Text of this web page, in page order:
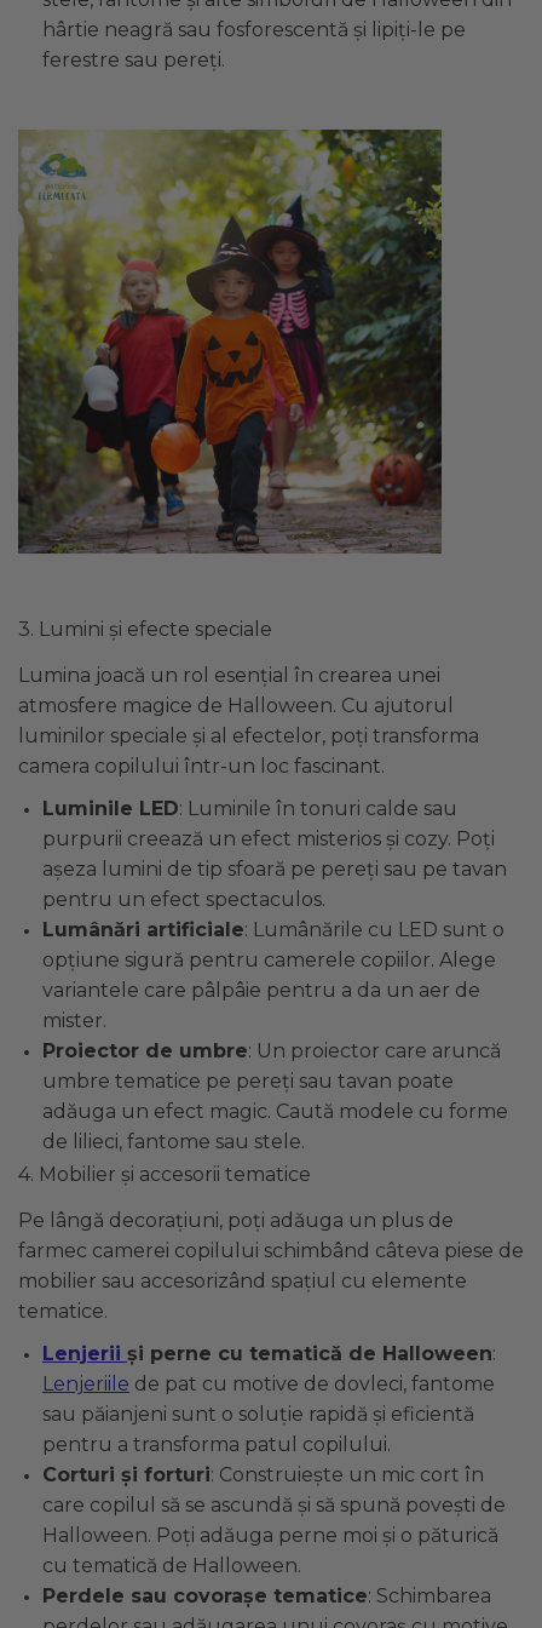
hârtie neagră sau fosforescentă și lipiți-le pe
ferestre sau pereți.
3. Lumini și efecte speciale
Lumina joacă un rol esențial în crearea unei
atmosfere magice de Halloween. Cu ajutorul
luminilor speciale și al efectelor, poți transforma
camera copilului într-un loc fascinant.
Luminile LED: Luminile în tonuri calde sau
purpurii creează un efect misterios și cozy. Poți
așeza lumini de tip sfoară pe pereți sau pe tavan
pentru un efect spectaculos.
Lumânări artificiale: Lumânările cu LED sunt o
opțiune sigură pentru camerele copiilor. Alege
variantele care pâlpâie pentru a da un aer de
mister.
Proiector de umbre: Un proiector care aruncă
umbre tematice pe pereți sau tavan poate
adăuga un efect magic. Caută modele cu forme
de lilieci, fantome sau stele.
4. Mobilier și accesorii tematice
Pe lângă decorațiuni, poți adăuga un plus de
farmec camerei copilului schimbând câteva piese de
mobilier sau accesorizând spațiul cu elemente
tematice.
Lenjerii și perne cu tematică de Halloween:
Lenjeriile de pat cu motive de dovleci, fantome
sau păianjeni sunt o soluție rapidă și eficientă
pentru a transforma patul copilului.
Corturi și forturi: Construiește un mic cort în
care copilul să se ascundă și să spună povești de
Halloween. Poți adăuga perne moi și o păturică
cu tematică de Halloween.
Perdele sau covorașe tematice: Schimbarea